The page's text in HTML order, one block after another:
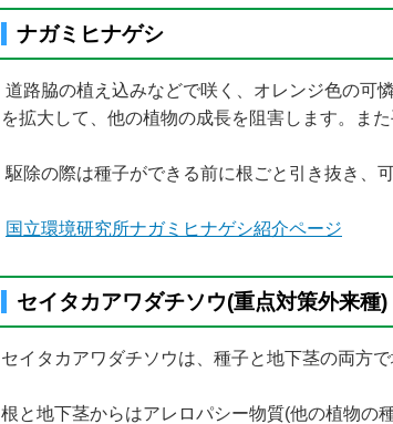
ナガミヒナゲシ
道路脇の植え込みなどで咲く、オレンジ色の可
を拡大して、他の植物の成長を阻害します。ま
駆除の際は種子ができる前に根ごと引き抜き、
国立環境研究所ナガミヒナゲシ紹介ページ
セイタカアワダチソウ(重点対策外来種)
セイタカアワダチソウは、種子と地下茎の両方
根と地下茎からはアレロパシー物質(他の植物の